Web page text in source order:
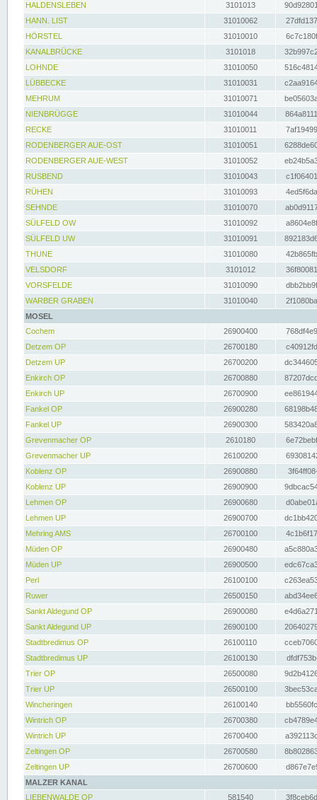
HALDENSLEBEN
3101013
HANN. LIST
31010062
HÖRSTEL
31010010
KANALBRÜCKE
3101018
LOHNDE
31010050
LÜBBECKE
31010031
MEHRUM
31010071
NIENBRÜGGE
31010044
RECKE
31010011
RODENBERGER AUE-OST
31010051
RODENBERGER AUE-WEST
31010052
RUSBEND
31010043
RÜHEN
31010093
SEHNDE
31010070
SÜLFELD OW
31010092
SÜLFELD UW
31010091
THUNE
31010080
VELSDORF
3101012
VORSFELDE
31010090
WARBER GRABEN
31010040
MOSEL
Cochem
26900400
Detzem OP
26700180
Detzem UP
26700200
Enkirch OP
26700880
Enkirch UP
26700900
Fankel OP
26900280
Fankel UP
26900300
Grevenmacher OP
2610180
Grevenmacher UP
26100200
Koblenz OP
26900880
Koblenz UP
26900900
Lehmen OP
26900680
Lehmen UP
26900700
Mehring AMS
26700100
Müden OP
26900480
Müden UP
26900500
Perl
26100100
Ruwer
26500150
Sankt Aldegund OP
26900080
Sankt Aldegund UP
26900100
Stadtbredimus OP
26100110
Stadtbredimus UP
26100130
Trier OP
26500080
Trier UP
26500100
Wincheringen
26100140
Wintrich OP
26700380
Wintrich UP
26700400
Zeltingen OP
26700580
Zeltingen UP
26700600
MALZER KANAL
LIEBENWALDE OP
581540